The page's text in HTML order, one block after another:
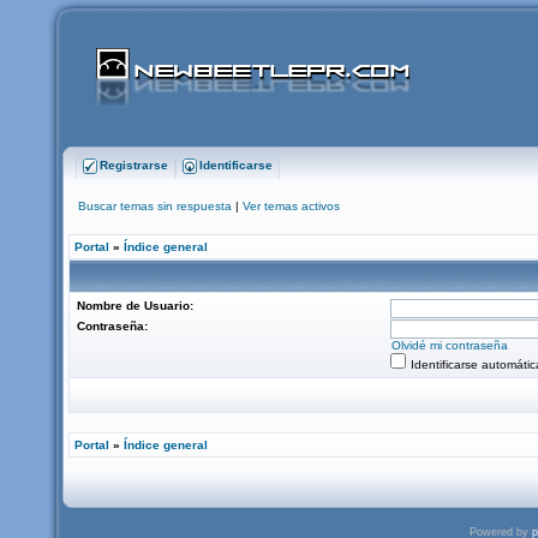
Registrarse Identificarse
Buscar temas sin respuesta | Ver temas activos
Portal » Índice general
Nombre de Usuario:
Contraseña:
Olvidé mi contraseña
Identificarse
Portal » Índice general
Powered by